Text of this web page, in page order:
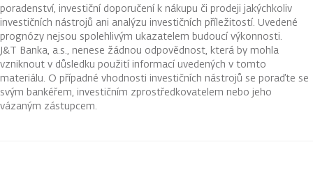
poradenství, investiční doporučení k nákupu či prodeji jakýchkoliv
investičních nástrojů ani analýzu investičních příležitostí. Uvedené
prognózy nejsou spolehlivým ukazatelem budoucí výkonnosti.
J&T Banka, a.s., nenese žádnou odpovědnost, která by mohla
vzniknout v důsledku použití informací uvedených v tomto
materiálu. O případné vhodnosti investičních nástrojů se poraďte se
svým bankéřem, investičním zprostředkovatelem nebo jeho
vázaným zástupcem.